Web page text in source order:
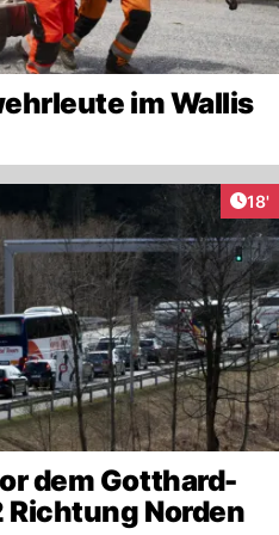
im Wallis
18'
dem Gotthard-
Richtung Norden